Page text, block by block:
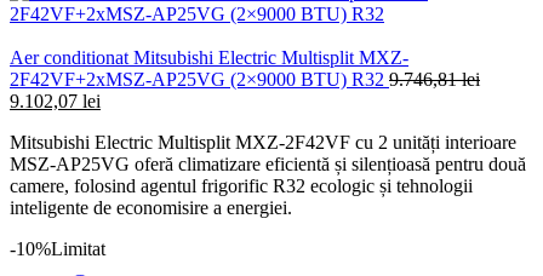
Aer conditionat Mitsubishi Electric Multisplit MXZ-
2F42VF+2xMSZ-AP25VG (2×9000 BTU) R32 9.746,81lei
Prețul
a
fost:
9.746,81 lei.
9.102,07 lei
este:
9.102,07 lei.
Mitsubishi Electric Multisplit MXZ-2F42VF cu 2 unități interioare
MSZ-AP25VG oferă climatizare eficientă și silențioasă pentru două
camere, folosind agentul frigorific R32 ecologic și tehnologii
inteligente de economisire a energiei.
-10%Limitat